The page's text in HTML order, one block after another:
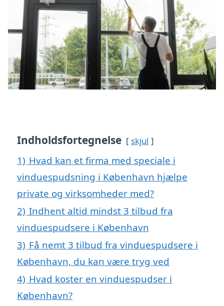
Indholdsfortegnelse skjul
1) Hvad kan et firma med speciale i
vinduespudsning i København hjælpe
private og virksomheder med?
2) Indhent altid mindst 3 tilbud fra
vinduespudsere i København
3) Få nemt 3 tilbud fra vinduespudsere i
København, du kan være tryg ved
4) Hvad koster en vinduespudser i
København?